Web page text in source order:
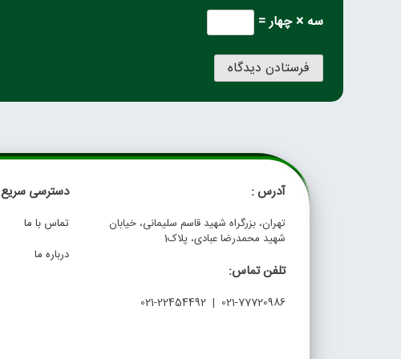
سه × چهار =
آدرس :
تهران، بزرگراه شهید قاسم سلیمانی، خیابان
شهید محمدرضا عبادی، پلاک1
تلفن تماس:
021-77720986 | 021-22454492
دسترسی سریع
تماس با ما
درباره ما